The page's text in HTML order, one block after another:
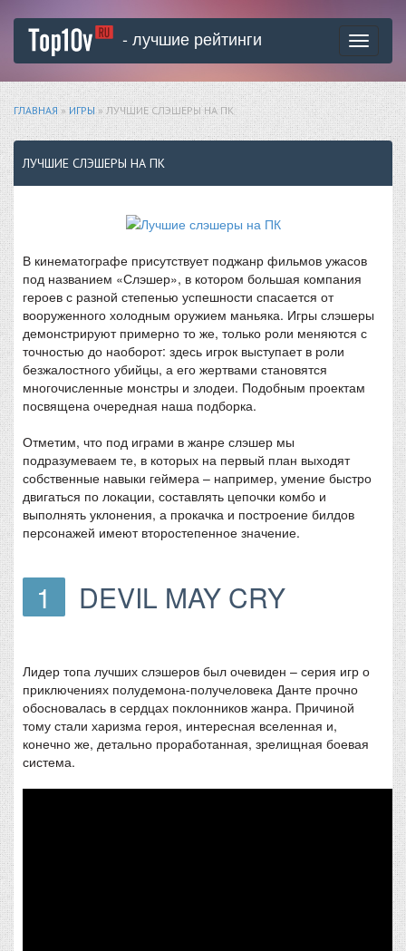
Toggle
- лучшие рейтинги
ГЛАВНАЯ »ИГРЫ» ЛУЧШИЕ СЛЭШЕРЫ НА ПК
ЛУЧШИЕ СЛЭШЕРЫ НА ПК
В кинематографе присутствует поджанр фильмов ужасов
под названием «Слэшер», в котором большая компания
героев с разной степенью успешности спасается от
вооруженного холодным оружием маньяка. Игры слэшеры
демонстрируют примерно то же, только роли меняются с
точностью до наоборот: здесь игрок выступает в роли
безжалостного убийцы, а его жертвами становятся
многочисленные монстры и злодеи. Подобным проектам
посвящена очередная наша подборка.
Отметим, что под играми в жанре слэшер мы
подразумеваем те, в которых на первый план выходят
собственные навыки геймера – например, умение быстро
двигаться по локации, составлять цепочки комбо и
выполнять уклонения, а прокачка и построение билдов
персонажей имеют второстепенное значение.
1 DEVIL MAY CRY
Лидер топа лучших слэшеров был очевиден – серия игр о
приключениях полудемона-получеловека Данте прочно
обосновалась в сердцах поклонников жанра. Причиной
тому стали харизма героя, интересная вселенная и,
конечно же, детально проработанная, зрелищная боевая
система.